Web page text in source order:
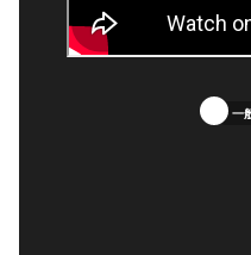
一